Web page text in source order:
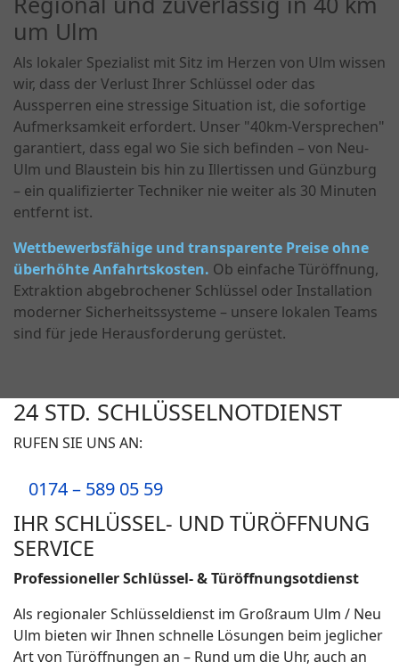
um Ulm
Als lokaler Spezialist mit Sitz im Herzen von Ulm wissen
wir, dass der Verlust Ihrer Schlüssel oder das
Aussperren eine stressige Situation ist, die sofortige
Aufmerksamkeit erfordert. Unser "40km-Versprechen"
garantiert, dass egal wo Sie sich befinden – von Neu-
Ulm und Blaustein bis hin zu Illertissen und Günzburg
– ein qualifizierter Techniker nie weiter als 30 Minuten
entfernt ist.
Wettbewerbsfähige und transparente Preise ohne
überhöhte Anfahrtskosten. Ob einfache Türöffnung,
Extraktion abgebrochener Schlüssel oder Installation
moderner Sicherheitssysteme – unsere lokalen Teams
sind für jede Herausforderung gerüstet.
24 STD. SCHLÜSSELNOTDIENST
RUFEN SIE UNS AN:
0174 – 589 05 59
IHR SCHLÜSSEL- UND TÜRÖFFNUNG
SERVICE
Professioneller Schlüssel- & Türöffnungsotdienst
Als regionaler Schlüsseldienst im Großraum Ulm / Neu
Ulm bieten wir Ihnen schnelle Lösungen beim jeglicher
Art von Türöffnungen an – Rund um die Uhr, auch an